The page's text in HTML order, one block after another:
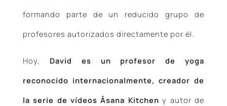
formando parte de un reducido grupo de
profesores autorizados directamente por él.
Hoy, David es un profesor de yoga
reconocido internacionalmente, creador de
la serie de vídeos Āsana Kitcheny autor de